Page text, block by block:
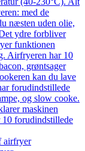
med de
næsten uden olie,
ydre forbliver
funktionen
Airfryeren har 10
grøntsager
kan du lave
forudindstillede
og slow cooke.
maskinen
forudindstillede
airfryer